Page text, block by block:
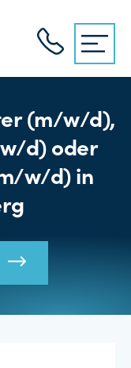
(m/w/d),
d) oder
w/d) in